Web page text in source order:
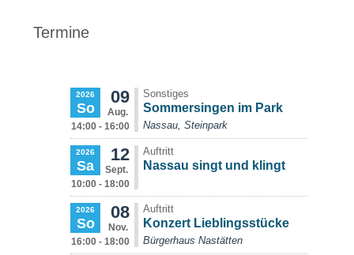
Termine